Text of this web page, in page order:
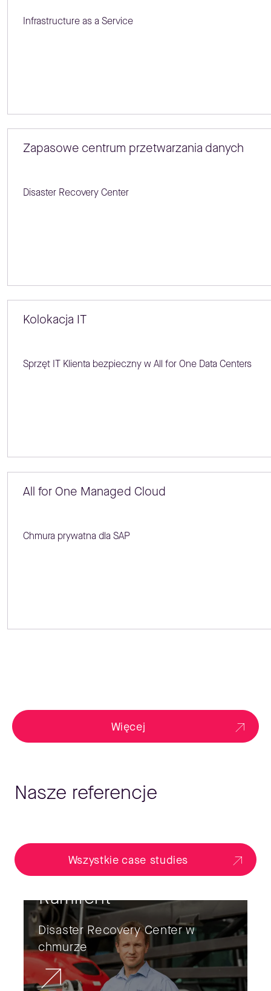
Infrastructure as a Service
Zapasowe centrum przetwarzania danych
Disaster Recovery Center
Kolokacja IT
Sprzęt IT Klienta bezpieczny w All for One Data Centers
All for One Managed Cloud
Chmura prywatna dla SAP
Więcej
Nasze referencje
Wszystkie case studies
Ramirent
Disaster Recovery Center w
chmurze